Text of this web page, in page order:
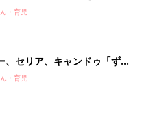
方は？「たまひよ きほんの離